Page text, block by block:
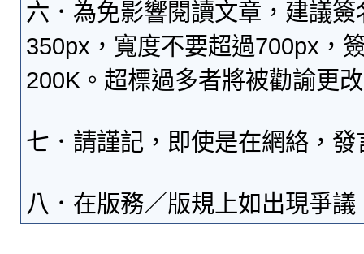
六．為免影響閱讀文章，建議
350px，寬度不要超過700px，
200K。超標過多者將被勸諭更
七．請謹記，即使是在網絡，
八．在版務／版規上如出現爭